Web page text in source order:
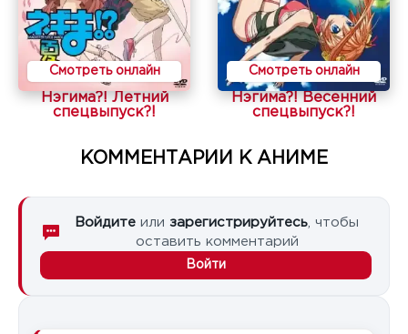
Смотреть онлайн
Нэгима?! Летний
спецвыпуск?!
Смотреть онлайн
Нэгима?! Весенний
спецвыпуск?!
КОММЕНТАРИИ К АНИМЕ
Войдите или зарегистрируйтесь , чтобы
оставить комментарий
Войти